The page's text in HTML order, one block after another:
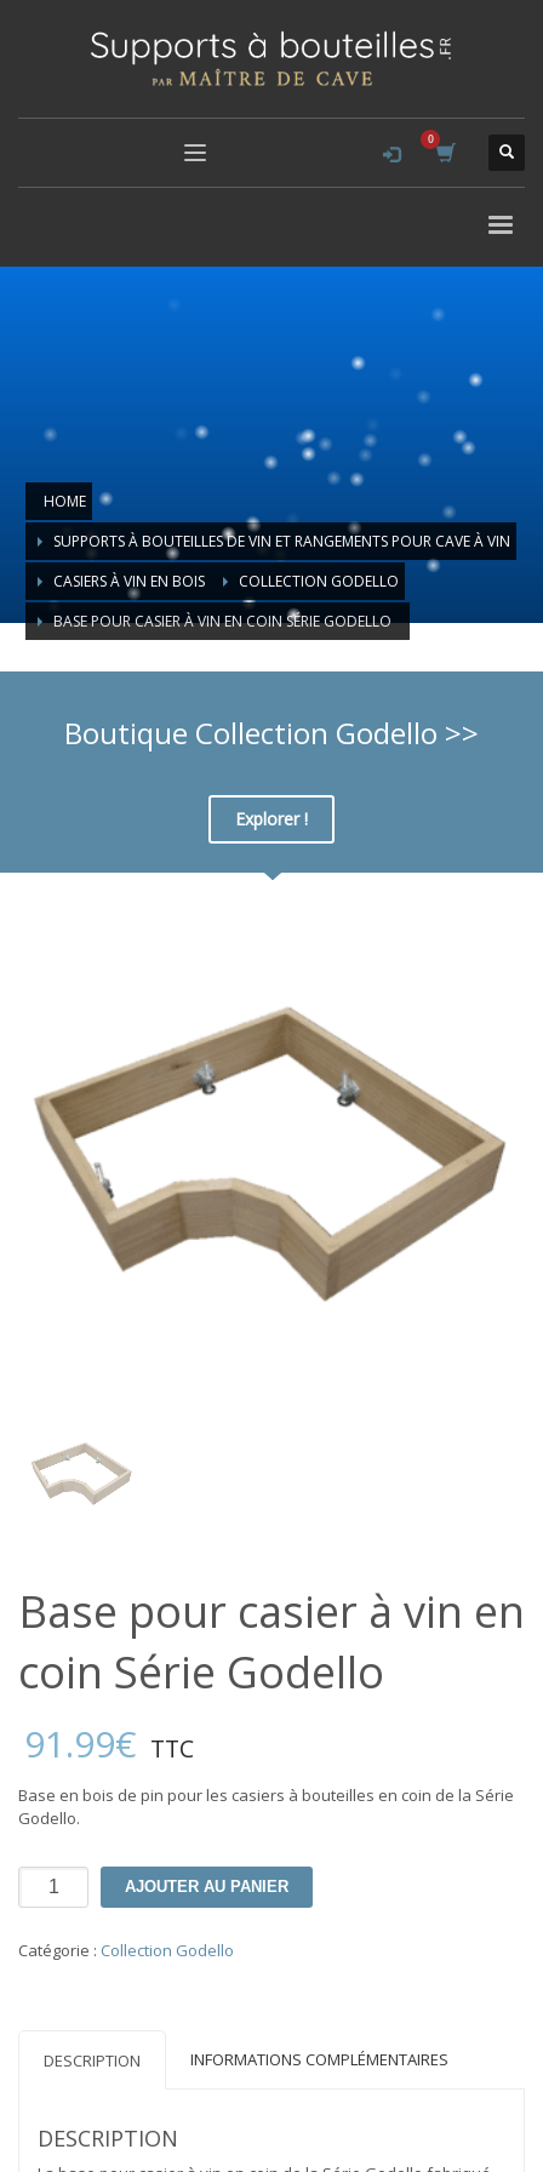
HOME
SUPPORTS À BOUTEILLES DE VIN ET RANGEMENTS POUR CAVE À VIN
CASIERS À VIN EN BOIS
COLLECTION GODELLO
BASE POUR CASIER À VIN EN COIN SÉRIE GODELLO
Boutique Collection Godello >>
Explorer !
Base pour casier à vin en
coin Série Godello
91.99€ TTC
Base en bois de pin pour les casiers à bouteilles en coin de la Série
Godello.
quantité
pour
coin
AJOUTER AU PANIER
Catégorie : Collection Godello
DESCRIPTION INFORMATIONS COMPLÉMENTAIRES
DESCRIPTION